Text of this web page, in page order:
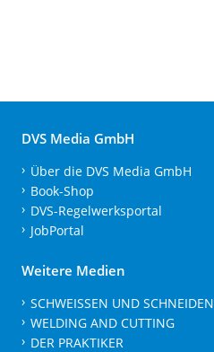
DVS Media GmbH
Über die DVS Media GmbH
Book-Shop
DVS-Regelwerksportal
JobPortal
Weitere Medien
SCHWEISSEN UND SCHNEIDEN
WELDING AND CUTTING
DER PRAKTIKER